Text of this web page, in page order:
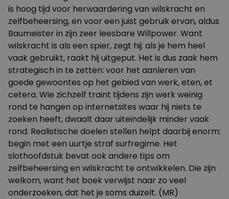
is hoog tijd voor herwaardering van wilskracht en
zelfbeheersing, en voor een juist gebruik ervan, aldus
Baumeister in zijn zeer leesbare Willpower. Want
wilskracht is als een spier, zegt hij: als je hem heel
vaak gebruikt, raakt hij uitgeput. Het is dus zaak hem
strategisch in te zetten: voor het aanleren van
goede gewoontes op het gebied van werk, eten, et
cetera. Wie zichzelf traint tijdens zijn werk weinig
rond te hangen op internetsites waar hij niets te
zoeken heeft, dwaalt daar uiteindelijk minder vaak
rond. Realistische doelen stellen helpt daarbij enorm:
begin met een uurtje straf surfregime. Het
slothoofdstuk bevat ook andere tips om
zelfbeheersing en wilskracht te ontwikkelen. Die zijn
welkom, want het boek verwijst naar zo veel
onderzoeken, dat het je soms duizelt. (MR)